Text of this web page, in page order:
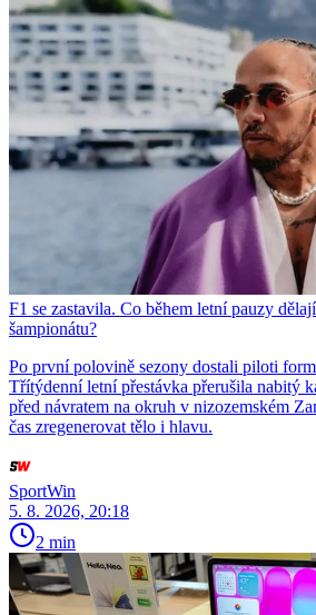
F1 se zastavila. Co během letní pauzy
šampionátu?
Po první polovině sezony dostali piloti
Třítýdenní letní přestávka přerušila nabitý
před návratem na okruh v nizozemském
čas zregenerovat tělo i hlavu.
SportWin
5. 8. 2026, 20:18
2 min